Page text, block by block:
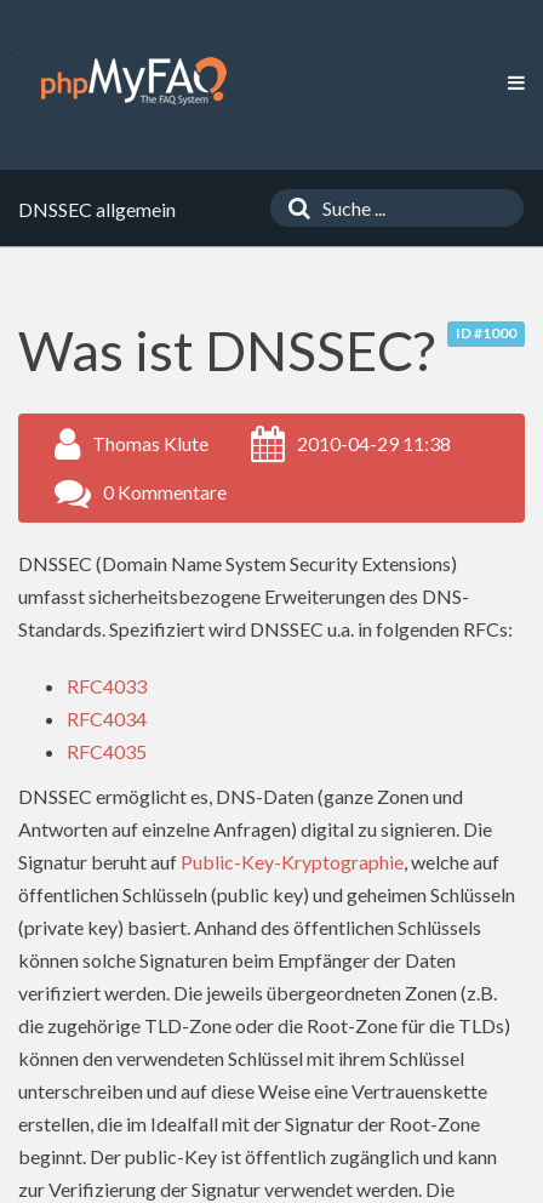
DNSSEC allgemein
ID #1000
Was ist DNSSEC?
Thomas Klute 2010-04-29 11:38
0 Kommentare
DNSSEC (Domain Name System Security Extensions)
umfasst sicherheitsbezogene Erweiterungen des DNS-
Standards. Spezifiziert wird DNSSEC u.a. in folgenden RFCs:
RFC4033
RFC4034
RFC4035
DNSSEC ermöglicht es, DNS-Daten (ganze Zonen und
Antworten auf einzelne Anfragen) digital zu signieren. Die
Signatur beruht auf Public-Key-Kryptographie, welche auf
öffentlichen Schlüsseln (public key) und geheimen Schlüsseln
(private key) basiert. Anhand des öffentlichen Schlüssels
können solche Signaturen beim Empfänger der Daten
verifiziert werden. Die jeweils übergeordneten Zonen (z.B.
die zugehörige TLD-Zone oder die Root-Zone für die TLDs)
können den verwendeten Schlüssel mit ihrem Schlüssel
unterschreiben und auf diese Weise eine Vertrauenskette
erstellen, die im Idealfall mit der Signatur der Root-Zone
beginnt. Der public-Key ist öffentlich zugänglich und kann
zur Verifizierung der Signatur verwendet werden. Die